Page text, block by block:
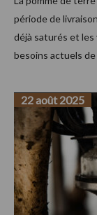
période de
déjà saturés et les
besoins actuels
22 août 2025